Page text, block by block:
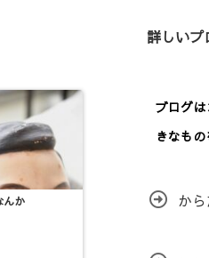
か
詳しい
ブログ
きなもの
か